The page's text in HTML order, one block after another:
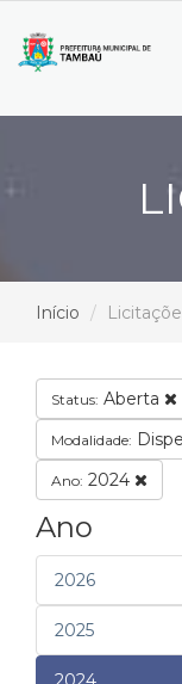
Início
Status: Aberta
Modalidade:
Ano: 2024
Ano
2026
2025